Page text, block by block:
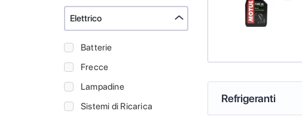
Elettrico
Batterie
Frecce
Lampadine
Sistemi di Ricarica
Refrigeranti